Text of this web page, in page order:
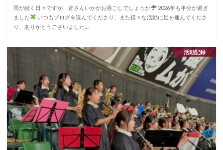
雨が続く日々ですが、皆さんいかがお過ごしでしょうか
2026年も半分が過ぎ
ました
いつもブログを読んでくださり、また様々な活動に足を運んでくださ
り、ありがとうございました…
活動記録